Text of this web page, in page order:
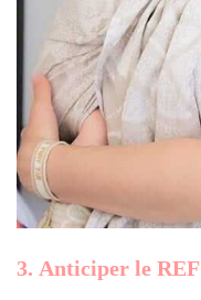
3. Anticiper le REF